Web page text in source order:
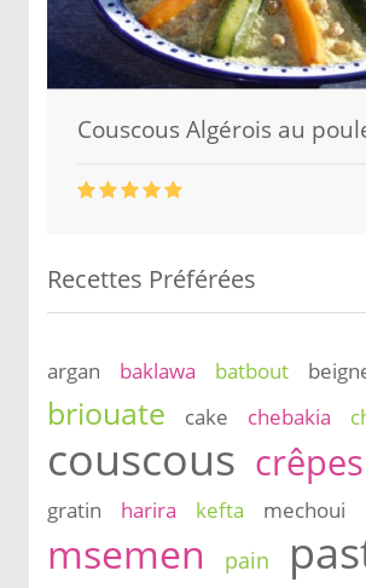
Couscous Algérois au
Recettes Préférées
argan baklawa batbout
briouate cake chebakia
couscous crêpes
gratin
harira kefta mechoui
msemen pain